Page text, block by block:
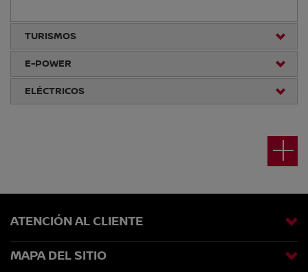
TURISMOS
E-POWER
ELÉCTRICOS
ATENCIÓN AL CLIENTE
MAPA DEL SITIO